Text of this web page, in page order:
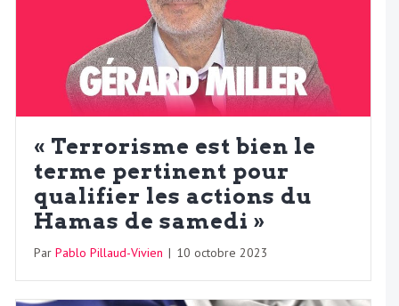
« Terrorisme est bien le
terme pertinent pour
qualifier les actions du
Hamas de samedi »
Par Pablo Pillaud-Vivien | 10 octobre 2023